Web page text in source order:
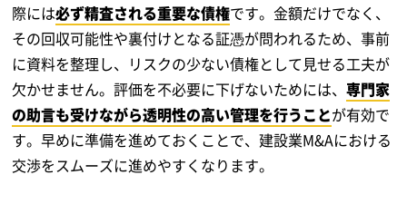
際には必ず精査される重要な債権です。金額だけでなく、
その回収可能性や裏付けとなる証憑が問われるため、事前
に資料を整理し、リスクの少ない債権として見せる工夫が
欠かせません。評価を不必要に下げないためには、専門家
の助言も受けながら透明性の高い管理を行うことが有効で
す。早めに準備を進めておくことで、建設業M&Aにおける
交渉をスムーズに進めやすくなります。